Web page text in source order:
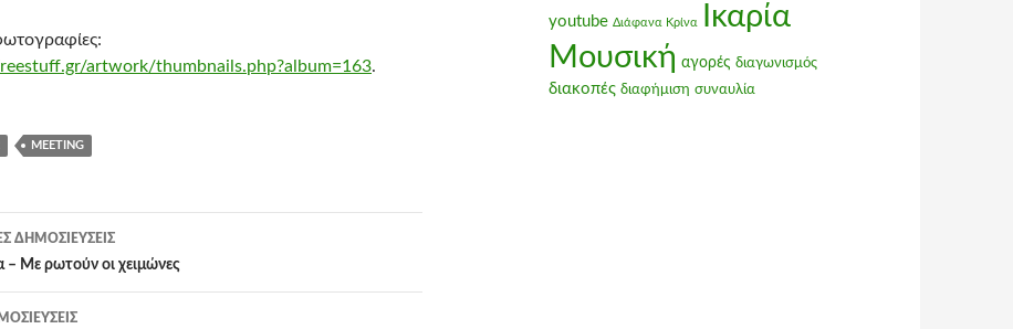
artwork/thumbnails.php?album=163.
MEETING
ΔΗΜΟΣΙΕΎΣΕΙΣ
– Με ρωτούν οι χειμώνες
youtube Διάφανα Κρίνα Ικαρία
Μουσική αγορές διαγωνισμός
διακοπές διαφήμιση συναυλία